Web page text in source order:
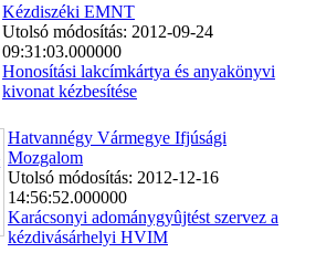
Kézdiszéki EMNT
Utolsó módosítás: 2012-09-24
09:31:03.000000
Honosítási lakcímkártya és anyakönyvi
kivonat kézbesítése
Hatvannégy Vármegye Ifjúsági
Mozgalom
Utolsó módosítás: 2012-12-16
14:56:52.000000
Karácsonyi adománygyûjtést szervez a
kézdivásárhelyi HVIM